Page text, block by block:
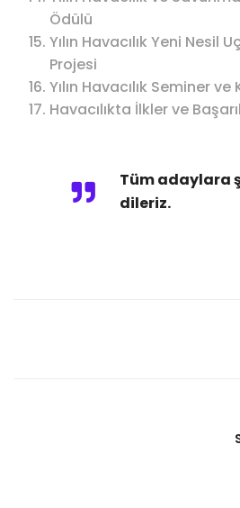
Ödülü
Yılın Havacılık Yeni Nesil
Projesi
Yılın Havacılık Seminer
Havacılıkta İlkler ve
Tüm adaylara
dileriz.